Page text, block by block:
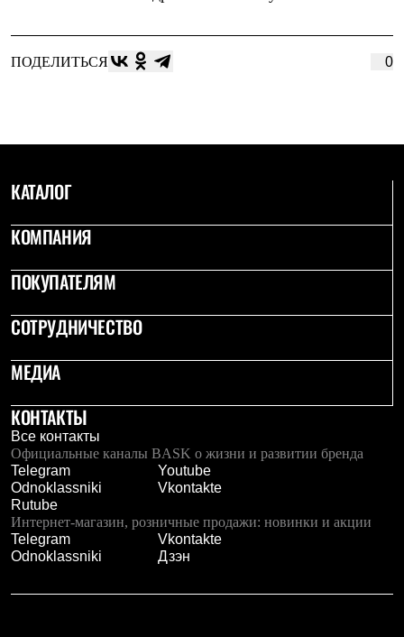
Снаряжение
Палатки
Тенты
Аксессуары для палаток
Альпинистские
Спальные мешки
Комбинированные
С синтетическим утеплителем
Сумки и баулы
Баулы
Кошельки
Сумки
Полезные аксессуары
Книги
Коврики
Обувь
Женская обувь
Сапоги
Ботинки
Мужская обувь
Ботинки
Кроссовки
Сапоги
ПОДЕЛИТЬСЯ 0
КАТАЛОГ
КОМПАНИЯ
ПОКУПАТЕЛЯМ
СОТРУДНИЧЕСТВО
МЕДИА
КОНТАКТЫ
Все контакты
Официальные каналы BASK о жизни и развитии бренда
Telegram
Youtube
Odnoklassniki
Vkontakte
Rutube
Интернет-магазин, розничные продажи: новинки и акции
Telegram
Vkontakte
Odnoklassniki
Дзэн